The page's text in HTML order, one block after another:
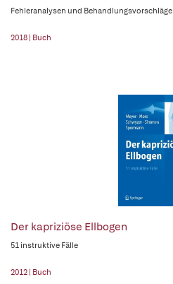
Fehleranalysen und Behandlungsvorschläge
2018 | Buch
Der kapriziöse Ellbogen
51 instruktive Fälle
2012 | Buch